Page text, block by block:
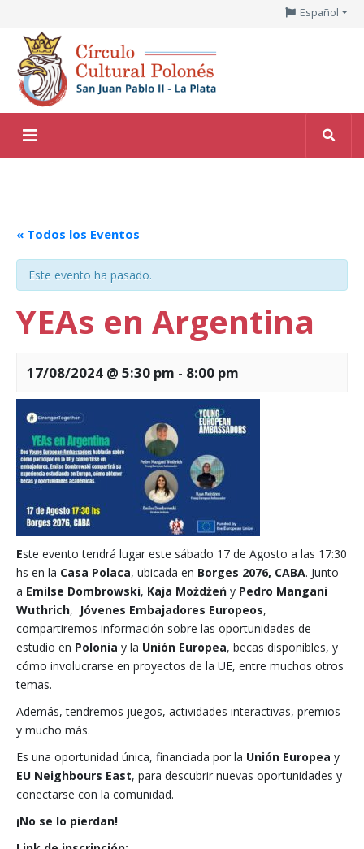
Español
« Todos los Eventos
Este evento ha pasado.
YEAs en Argentina
17/08/2024 @ 5:30 pm - 8:00 pm
Este evento tendrá lugar este sábado 17 de Agosto a las 17:30
hs en la Casa Polaca, ubicada en Borges 2076, CABA. Junto
a Emilse Dombrowski, Kaja Możdżeń y Pedro Mangani
Wuthrich, Jóvenes Embajadores Europeos,
compartiremos información sobre las oportunidades de
estudio en Polonia y la Unión Europea, becas disponibles, y
cómo involucrarse en proyectos de la UE, entre muchos otros
temas.
Además, tendremos juegos, actividades interactivas, premios
y mucho más.
Es una oportunidad única, financiada por la Unión Europea y
EU Neighbours East, para descubrir nuevas oportunidades y
conectarse con la comunidad.
¡No se lo pierdan!